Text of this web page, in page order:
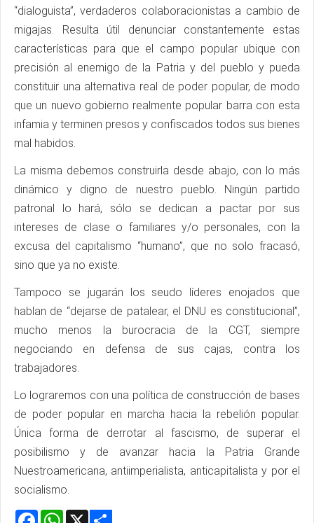
“dialoguista”, verdaderos colaboracionistas a cambio de
migajas. Resulta útil denunciar constantemente estas
características para que el campo popular ubique con
precisión al enemigo de la Patria y del pueblo y pueda
constituir una alternativa real de poder popular, de modo
que un nuevo gobierno realmente popular barra con esta
infamia y terminen presos y confiscados todos sus bienes
mal habidos.
La misma debemos construirla desde abajo, con lo más
dinámico y digno de nuestro pueblo. Ningún partido
patronal lo hará, sólo se dedican a pactar por sus
intereses de clase o familiares y/o personales, con la
excusa del capitalismo “humano”, que no solo fracasó,
sino que ya no existe.
Tampoco se jugarán los seudo líderes enojados que
hablan de “dejarse de patalear, el DNU es constitucional”,
mucho menos la burocracia de la CGT, siempre
negociando en defensa de sus cajas, contra los
trabajadores.
Lo lograremos con una política de construcción de bases
de poder popular en marcha hacia la rebelión popular.
Única forma de derrotar al fascismo, de superar el
posibilismo y de avanzar hacia la Patria Grande
Nuestroamericana, antiimperialista, anticapitalista y por el
socialismo.
Facebook
WhatsApp